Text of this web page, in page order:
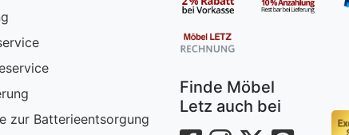
zur Batterieentsorgung
Finde Möbel
Letz auch bei